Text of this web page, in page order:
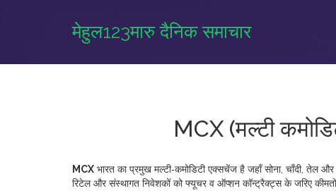
मेहुल123मारु दैनिक समाचार
MCX (मल्टी
MCX भारत का प्रमुख मल्टी‑कमोडिटी एक्सचेंज है जहाँ सोना, चाँदी,
रिटेल और संस्थागत निवेशकों को फ्यूचर व ऑप्शन कॉन्ट्रैक्ट्स के जरिए